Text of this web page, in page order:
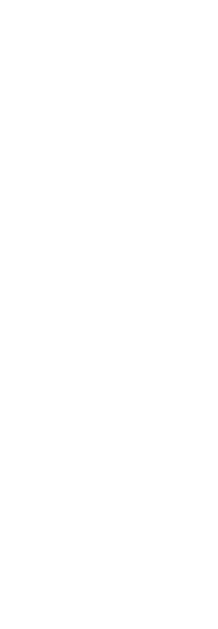
מעבדה
שפורסמה בחודש
במאגרי משרד
PROTEIN
Protein
בתכשירים